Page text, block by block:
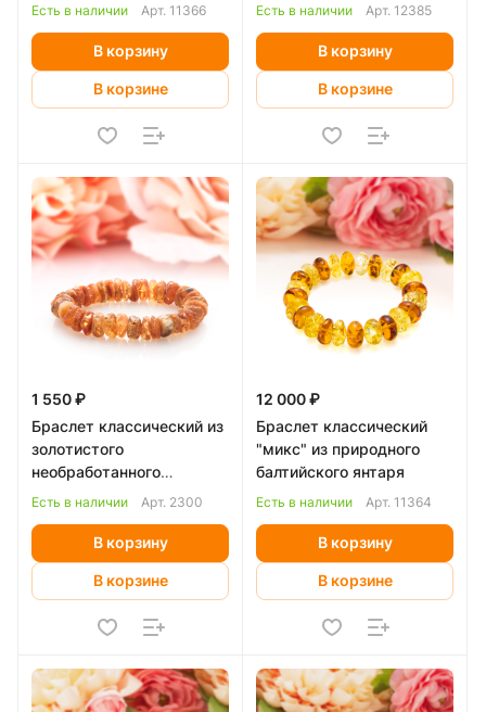
Есть в наличии Арт. 11366
В корзину
В корзине
Есть в наличии Арт. 12385
В корзину
В корзине
1 550 ₽
Браслет классический из
золотистого
необработанного
Балтийского янтаря
Есть в наличии Арт. 2300
В корзину
В корзине
12 000 ₽
Браслет классический
"микс" из природного
балтийского янтаря
Есть в наличии Арт. 11364
В корзину
В корзине